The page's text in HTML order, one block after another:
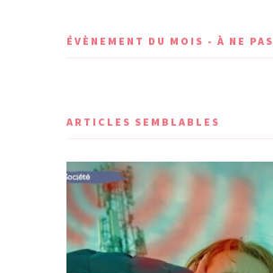
ÉVÈNEMENT DU MOIS - À NE
ARTICLES SEMBLABLES